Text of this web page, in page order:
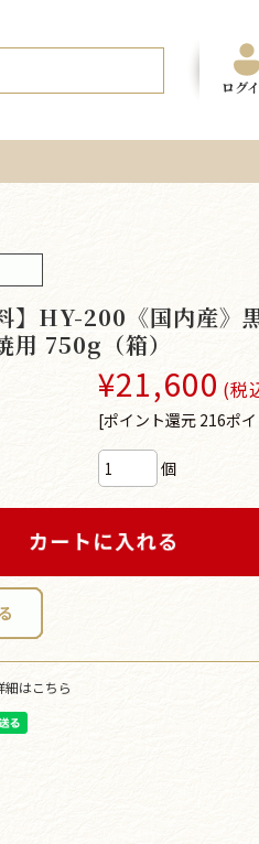
ログ
】HY-200《国内産》
用 750g（箱）
¥21,600 (税
[ポイント還元 216ポ
個
はこちら